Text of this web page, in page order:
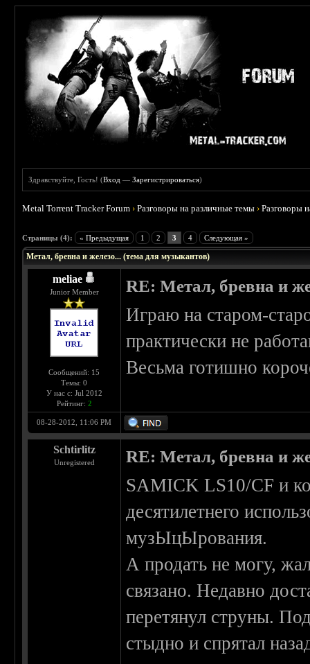
Здравствуйте, Гость! (Вход —Зарегистрироваться)
Metal Torrent Tracker Forum ›Разговоры на различные темы ›Разговоры
Страницы (4): « Предыдущая 1 2 3 4 Следующая »
Метал, бревна и железо... (тема для музыкантов)
meliae
Junior Member
Сообщений: 15
Темы: 0
У нас с: Jul 2012
Рейтинг: 2
RE: Метал, бревна и
Играю на старом-
практически не
Весьма готишно
08-28-2012, 11:06 PM
Schtirlitz
Unregistered RE: Метал, бревна и
SAMICK LS10/CF и
десятилетнего
музЫцЫрования.
А продать не могу,
связано. Недавно
перетянул струны.
стыдно и спрятал